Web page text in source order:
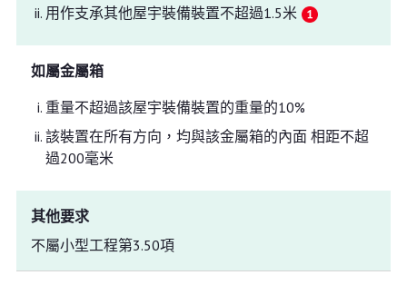
用作支承其他屋宇裝備裝置不超過1.5米
如屬金屬箱
重量不超過該屋宇裝備裝置的重量的10%
該裝置在所有方向，均與該金屬箱的內面 相距不超
過200毫米
其他要求
不屬小型工程第3.50項